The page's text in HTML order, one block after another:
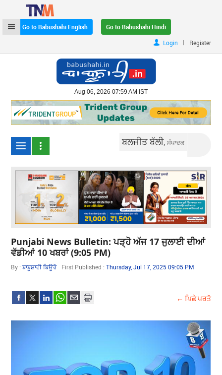
Go to Babushahi English
Go to Babushahi Hindi
Login
| Register
Aug 06, 2026 07:59 AM IST
ਬਲਜੀਤ ਬੱਲੀ,ਸੰਪਾਦਕ
Punjabi News Bulletin: ਪੜ੍ਹੋ ਅੱਜ 17 ਜੁਲਾਈ ਦੀਆਂ
ਵੱਡੀਆਂ 10 ਖਬਰਾਂ (9:05 PM)
By :ਬਾਬੂਸ਼ਾਹੀ ਬਿਊਰੋ First Published :Thursday, Jul 17, 2025 09:05 PM
← ਪਿਛੇ ਪਰਤੋ